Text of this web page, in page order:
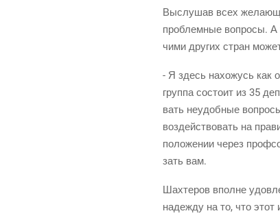
Выслу­шав всех
про­блем­ные вопро­сы. А
чи­ми дру­гих стран
- Я здесь нахо­жусь как
груп­па состо­ит из 35
вать неудоб­ные
воз­дей­ство­вать на
поло­же­нии через
зать вам.
Шах­те­ров вполне
надеж­ду на то, что